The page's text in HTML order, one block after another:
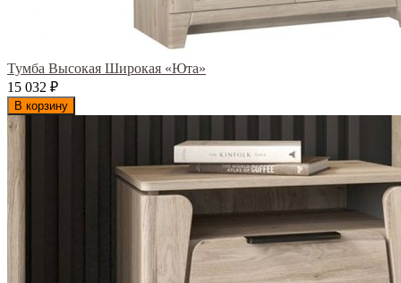
Тумба Высокая Широкая «Юта»
15 032 ₽
В корзину